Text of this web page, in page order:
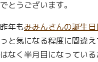
でとうございます。
昨年もみみんさんの誕生
っと気になる程度に間違
はなく半月目になってい